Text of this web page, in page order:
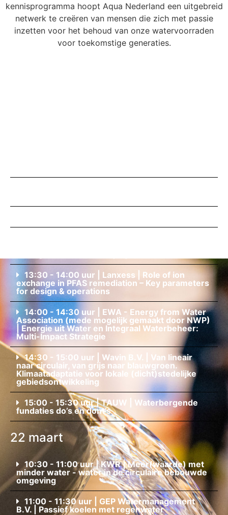
kennisprogramma hoopt Aqua Nederland een uitgebreid
netwerk te creëren van mensen die zich met passie
inzetten voor het behoud van onze watervoorraden
voor toekomstige generaties.
13:30 - 14:00 uur | Lanxess | Role of ion
exchange in PFAS remediation – Key parameters
for design & operations
14:00 - 14:30 uur | EWA - Energy from Water
Association (mede mogelijk gemaakt door NWP)
| Energie uit Water en Integraal Waterbeheer:
Multi-Impact Strategie
14:30 - 15:00 uur | Wavin B.V. | Van lineair
naar circulair, van grijs naar blauwgroen.
Klimaatadaptatie voor lokale (dicht)stedelijke
gebiedsontwikkeling
15:00 - 15:30 uur | TAUW | Waterbergende
fundaties do’s en dont’s
22 maart
10:30 - 11:00 uur | KWR | Meer(waarde) met
minder water - water in de circulaire bebouwde
omgeving
11:00 - 11:30 uur | GEP Watermanagement
B.V. | Passief koelen met regenwater